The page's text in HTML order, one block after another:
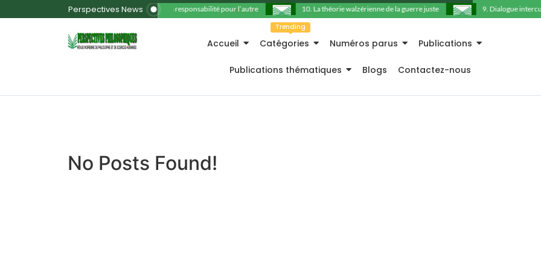
Perspectives News 11. La responsabilité pour l’autre 10. La théorie walzérienne de la guerre juste 9. Dialogue
Accueil Catégories
Trending
Numéros parus Publications
Publications thématiques Blogs Contactez-nous
No Posts Found!